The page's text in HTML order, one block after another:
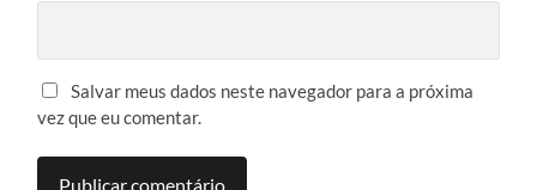
Salvar meus dados neste navegador para a próxima
vez que eu comentar.